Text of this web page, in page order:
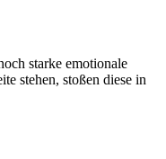
starke emotionale
stehen, stoßen diese in